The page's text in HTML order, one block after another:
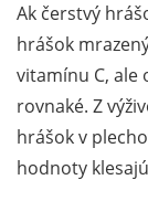
Ak čerstvý
hrášok
vitamínu C,
rovnaké. Z
hrášok v
hodnoty